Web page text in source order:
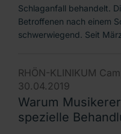
Schlaganfall behandelt.
Betroffenen nach einem
schwerwiegend. Seit
RHÖN-KLINIKUM
30.04.2019
Warum
spezielle